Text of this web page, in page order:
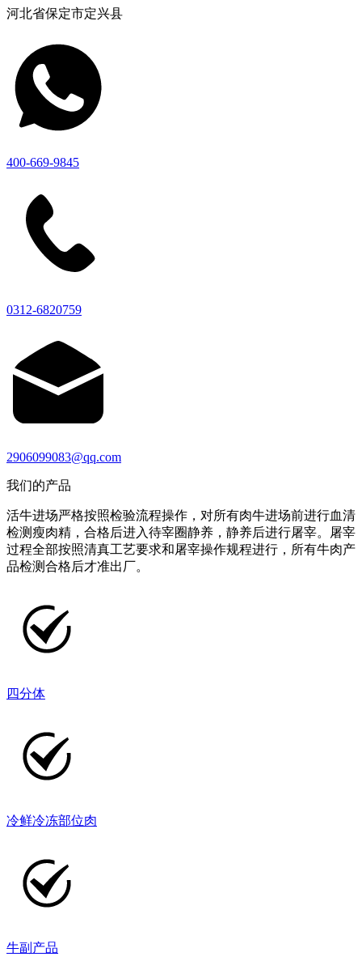
河北省保定市定兴县
400-669-9845
0312-6820759
2906099083@qq.com
我们的产品
活牛进场严格按照检验流程操作，对所有肉牛进场前进行血清
检测瘦肉精，合格后进入待宰圈静养，静养后进行屠宰。屠宰
过程全部按照清真工艺要求和屠宰操作规程进行，所有牛肉产
品检测合格后才准出厂。
四分体
冷鲜冷冻部位肉
牛副产品